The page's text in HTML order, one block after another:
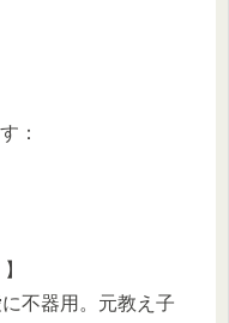
：
不器用。元教え子